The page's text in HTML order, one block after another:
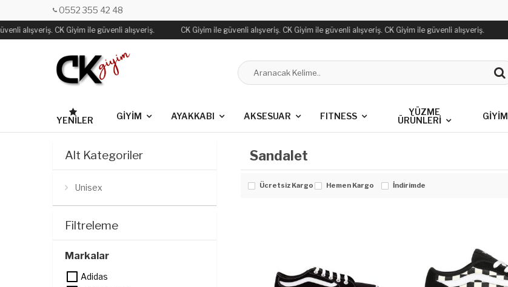
0552 355 42 48
alışveriş. CK Giyim ile güvenli alışveriş. CK Giyim ile güvenli alışveriş. CK Giyim ile güvenli alışveriş. CK Giyim ile güvenli alışveriş.
YENILER GİYİM AYAKKABI AKSESUAR FITNESS
YÜZME
ÜRÜNLERİ
GİYİM
Alt Kategoriler
Unisex
Filtreleme
Markalar
Adidas
Sandalet
Ücretsiz Kargo Hemen Kargo İndirimde